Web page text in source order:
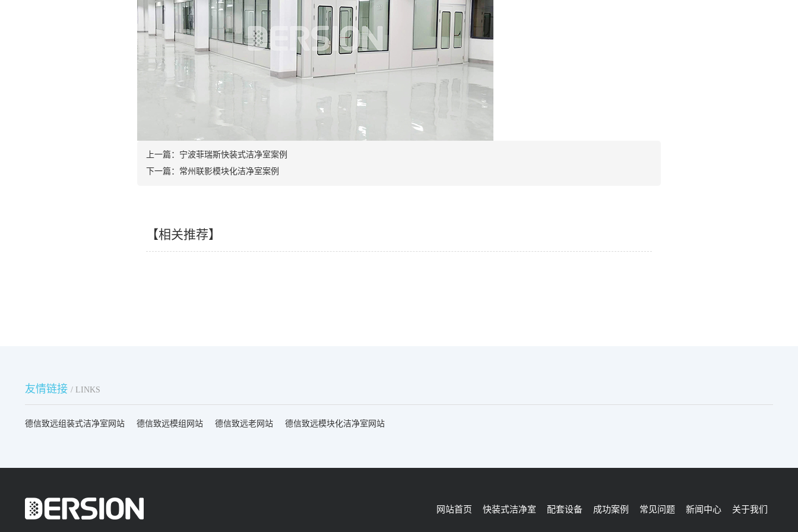
上一篇： 宁波菲瑞斯快装式洁净室案例
下一篇： 常州联影模块化洁净室案例
【相关推荐】
友情链接 / LINKS
德信致远组装式洁净室网站 德信致远模组网站 德信致远老网站 德信致远模块化洁净室网站
网站首页 快装式洁净室 配套设备 成功案例 常见问题 新闻中心 关于我们